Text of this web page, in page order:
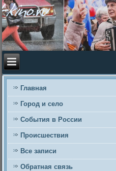
Главная
Город и село
События в России
Происшествия
Все записи
Обратная связь